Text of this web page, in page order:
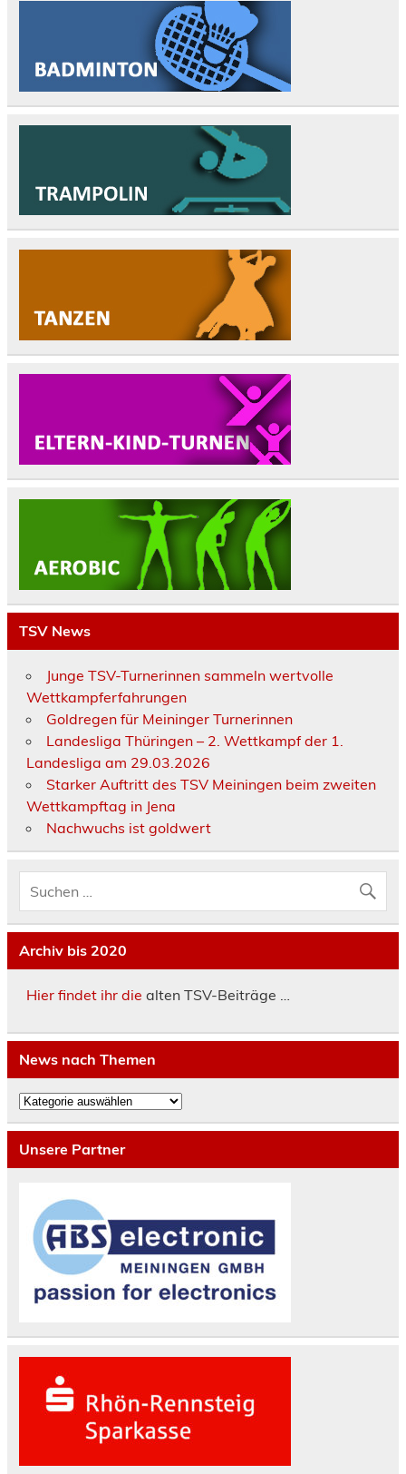
TSV News
Junge TSV-Turnerinnen sammeln wertvolle
Wettkampferfahrungen
Goldregen für Meininger Turnerinnen
Landesliga Thüringen – 2. Wettkampf der 1.
Landesliga am 29.03.2026
Starker Auftritt des TSV Meiningen beim zweiten
Wettkampftag in Jena
Nachwuchs ist goldwert
Archiv bis 2020
Hier findet ihr die alten TSV-Beiträge …
News nach Themen
News
nach
Themen
Unsere Partner